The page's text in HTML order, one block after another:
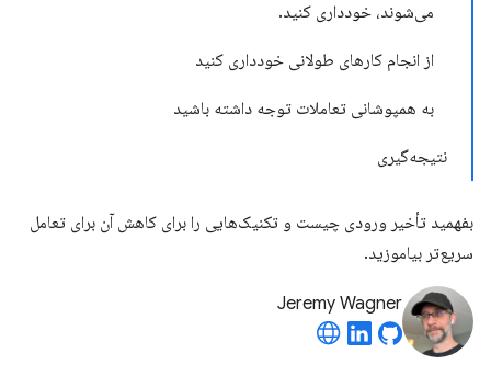
می‌شوند، خودداری کنید.
از انجام کارهای طولانی خودداری کنید
به همپوشانی تعاملات توجه داشته باشید
نتیجه‌گیری
بفهمید تأخیر ورودی چیست و تکنیک‌هایی را برای کاهش آن برای تعامل
سریع‌تر بیاموزید.
Jeremy Wagner